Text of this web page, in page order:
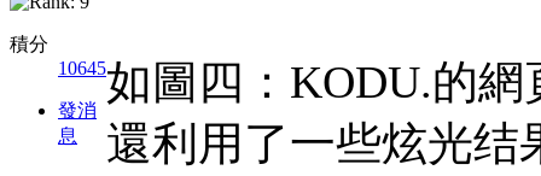
積分
10645
發消
息
如圖四：KODU.的
還利用了一些炫光结